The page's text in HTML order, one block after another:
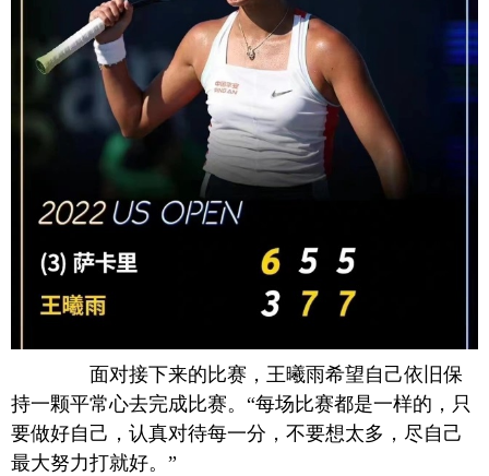
面对接下来的比赛，王曦雨希望自己依旧保
持一颗平常心去完成比赛。“每场比赛都是一样的，只
要做好自己，认真对待每一分，不要想太多，尽自己
最大努力打就好。”